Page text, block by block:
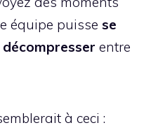
équipe puisse se
entre
à ceci :